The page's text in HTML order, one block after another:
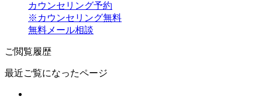
カウンセリング予約
※カウンセリング無料
無料メール相談
ご閲覧履歴
最近ご覧になったページ